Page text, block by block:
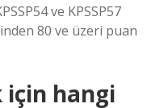
ve KPSSP57
80 ve üzeri puan
hangi